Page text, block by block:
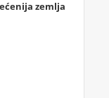
zemlja